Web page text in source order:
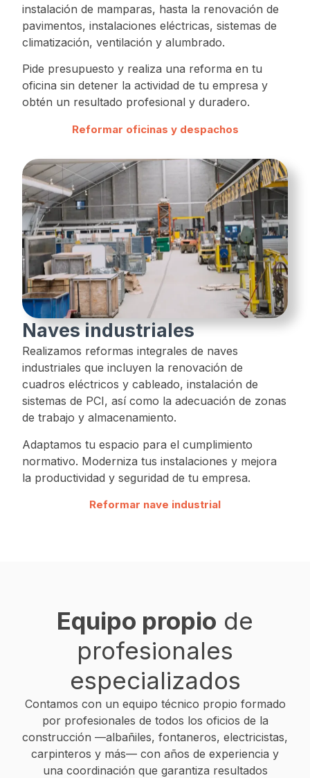
instalación de mamparas, hasta la renovación de
pavimentos, instalaciones eléctricas, sistemas de
climatización, ventilación y alumbrado.
Pide presupuesto y realiza una reforma en tu
oficina sin detener la actividad de tu empresa y
obtén un resultado profesional y duradero.
Reformar oficinas y despachos
Naves industriales
Realizamos reformas integrales de naves
industriales que incluyen la renovación de
cuadros eléctricos y cableado, instalación de
sistemas de PCI, así como la adecuación de zonas
de trabajo y almacenamiento.
Adaptamos tu espacio para el cumplimiento
normativo. Moderniza tus instalaciones y mejora
la productividad y seguridad de tu empresa.
Reformar nave industrial
Equipo propio de
profesionales
especializados
Contamos con un equipo técnico propio formado
por profesionales de todos los oficios de la
construcción —albañiles, fontaneros, electricistas,
carpinteros y más— con años de experiencia y
una coordinación que garantiza resultados